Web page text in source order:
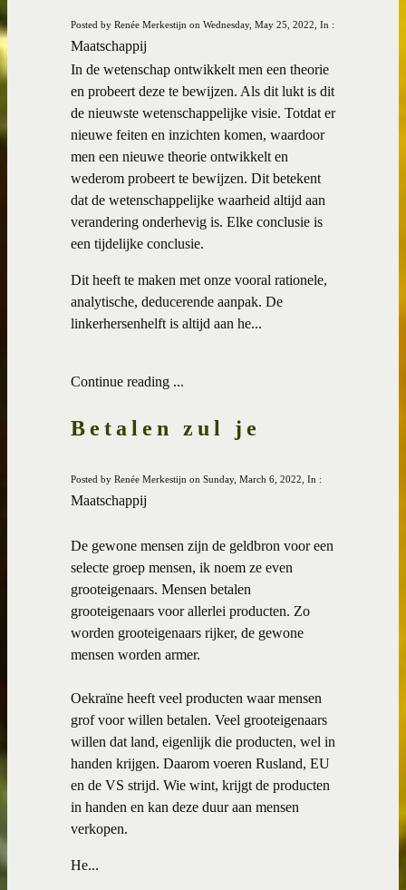
Posted by Renée Merkestijn on Wednesday, May 25, 2022, In :
Maatschappij
In de wetenschap ontwikkelt men een theorie
en probeert deze te bewijzen. Als dit lukt is dit
de nieuwste wetenschappelijke visie. Totdat er
nieuwe feiten en inzichten komen, waardoor
men een nieuwe theorie ontwikkelt en
wederom probeert te bewijzen. Dit betekent
dat de wetenschappelijke waarheid altijd aan
verandering onderhevig is. Elke conclusie is
een tijdelijke conclusie.
Dit heeft te maken met onze vooral rationele,
analytische, deducerende aanpak. De
linkerhersenhelft is altijd aan he...
Continue reading ...
Betalen zul je
Posted by Renée Merkestijn on Sunday, March 6, 2022, In :
Maatschappij
De gewone mensen zijn de geldbron voor een
selecte groep mensen, ik noem ze even
grooteigenaars. Mensen betalen
grooteigenaars voor allerlei producten. Zo
worden grooteigenaars rijker, de gewone
mensen worden armer.
Oekraïne heeft veel producten waar mensen
grof voor willen betalen. Veel grooteigenaars
willen dat land, eigenlijk die producten, wel in
handen krijgen. Daarom voeren Rusland, EU
en de VS strijd. Wie wint, krijgt de producten
in handen en kan deze duur aan mensen
verkopen.
He...